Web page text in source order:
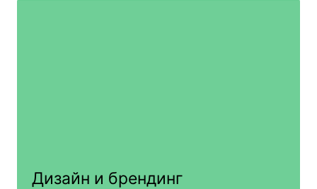
Дизайн и брендинг